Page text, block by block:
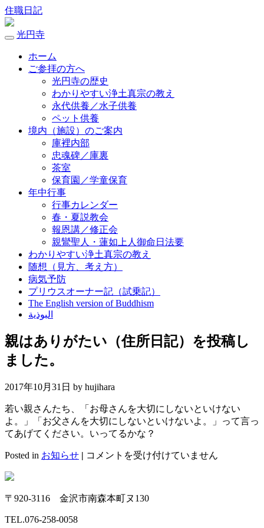
住職日記
光円寺
ホーム
ご参拝の方へ
光円寺の歴史
わかりやすい浄土真宗の教え
永代供養／水子供養
ペット供養
境内（施設）のご案内
庫裡内部
忠魂碑／庫裏
茶室
保育園／学童保育
年中行事
行事カレンダー
春・夏説教会
報恩講／修正会
親鸞聖人・蓮如上人御命日法要
わかりやすい浄土真宗の教え
随想（見方、考え方）
病気予防
プリウスオーナー記（試乗記）
The English version of Buddhism
البوذية
親はありがたい（住所日記）を投稿し
ました。
2017年10月31日 by hujihara
若い親さんたち、「お母さんを大切にしないといけない
よ。」「お父さんを大切にしないといけないよ。」って言っ
てあげてください。いってるかな？
Posted in お知らせ | 親
り
が
コメントを受け付けていません
〒920-3116 金沢市南森本町ヌ130
TEL.076-258-0058